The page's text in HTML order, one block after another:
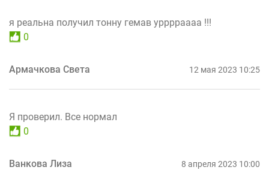
я реальна получил тонну гемав урррраааа !!!
0
Армачкова Света 12 мая 2023 10:25
Я проверил. Все нормал
0
Ванкова Лиза 8 апреля 2023 10:00